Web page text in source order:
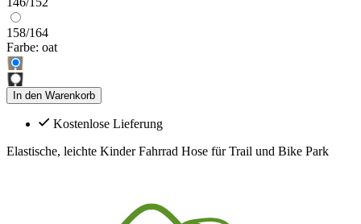
158/164
Farbe: oat
In den Warenkorb
Kostenlose Lieferung
Elastische, leichte Kinder Fahrrad Hose für Trail und Bike Park